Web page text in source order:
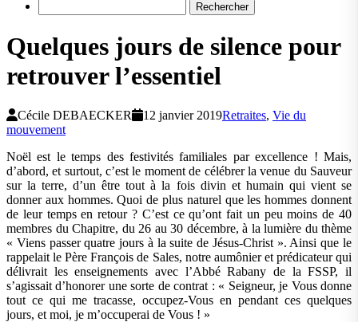
Quelques jours de silence pour
retrouver l’essentiel
Cécile DEBAECKER 12 janvier 2019Retraites, Vie du
mouvement
Noël est le temps des festivités familiales par excellence ! Mais,
d’abord, et surtout, c’est le moment de célébrer la venue du Sauveur
sur la terre, d’un être tout à la fois divin et humain qui vient se
donner aux hommes. Quoi de plus naturel que les hommes donnent
de leur temps en retour ? C’est ce qu’ont fait un peu moins de 40
membres du Chapitre, du 26 au 30 décembre, à la lumière du thème
« Viens passer quatre jours à la suite de Jésus-Christ ». Ainsi que le
rappelait le Père François de Sales, notre aumônier et prédicateur qui
délivrait les enseignements avec l’Abbé Rabany de la FSSP, il
s’agissait d’honorer une sorte de contrat : « Seigneur, je Vous donne
tout ce qui me tracasse, occupez-Vous en pendant ces quelques
jours, et moi, je m’occuperai de Vous ! »